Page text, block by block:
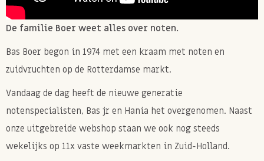
De familie Boer weet alles over noten.
Bas Boer begon in 1974 met een kraam met noten en
zuidvruchten op de Rotterdamse markt.
Vandaag de dag heeft de nieuwe generatie
notenspecialisten, Bas jr en Hania het overgenomen. Naast
onze uitgebreide webshop staan we ook nog steeds
wekelijks op 11x vaste weekmarkten in Zuid-Holland.